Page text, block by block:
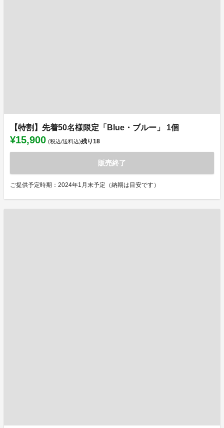
【特割】先着50名様限定「Blue・ブルー」 1個
¥15,900 (税込/送料込)残り18
販売終了
ご提供予定時期：2024年1月末予定（納期は目安です）